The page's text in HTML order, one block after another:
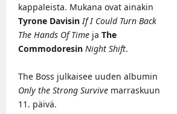
kappaleista. Mukana ovat ainakin
Tyrone Davisin If I Could Turn Back
The Hands Of Time ja The
Commodoresin Night Shift.
The Boss julkaisee uuden albumin
Only the Strong Survive marraskuun
11. päivä.